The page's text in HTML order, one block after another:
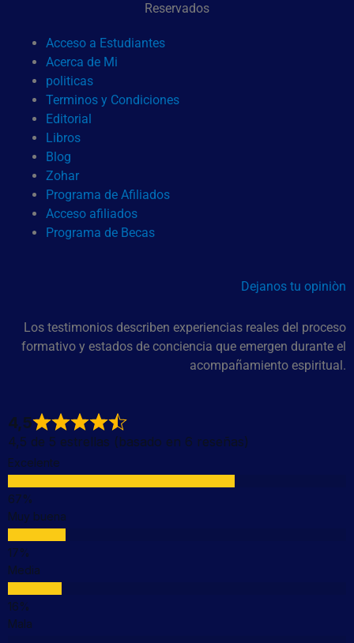
Reservados
Acceso a Estudiantes
Acerca de Mi
politicas
Terminos y Condiciones
Editorial
Libros
Blog
Zohar
Programa de Afiliados
Acceso afiliados
Programa de Becas
Dejanos tu opiniòn
Los testimonios describen experiencias reales del proceso
formativo y estados de conciencia que emergen durante el
acompañamiento espiritual.
4,5
4,5 de 5 estrellas (basado en 6 reseñas)
Excelente
Muy buena
Media
Mala